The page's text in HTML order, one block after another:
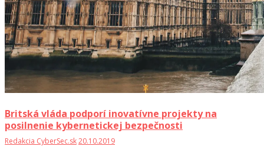
Britská vláda podporí inovatívne projekty na
posilnenie kybernetickej bezpečnosti
Redakcia CyberSec.sk20.10.2019